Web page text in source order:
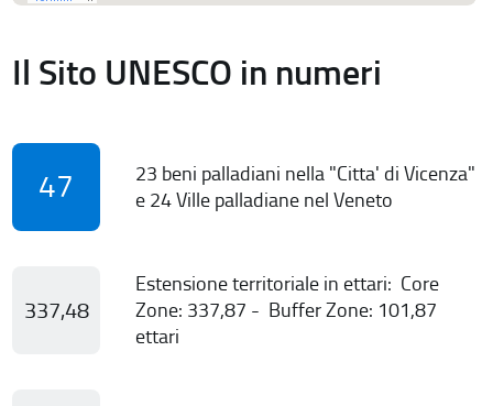
Il Sito UNESCO in numeri
47
23 beni palladiani nella "Citta' di Vicenza"
e 24 Ville palladiane nel Veneto
337,48
Estensione territoriale in ettari: Core
Zone: 337,87 - Buffer Zone: 101,87
ettari